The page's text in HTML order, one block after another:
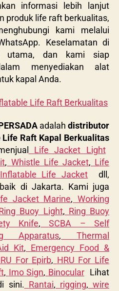
informasi lebih lanjut
produk life raft berkualitas,
kami melalui
Keselamatan di
utama, dan kami siap
menyediakan alat
kapal Anda.
Life Raft Berkualitas
adalah distributor
Raft Kapal Berkualitas
Life Jacket Light
, Whistle Life Jacket, Life
Inflatable Life Jacket dll,
di Jakarta. Kami juga
Jacket Marine, Working
Buoy Light, Ring Buoy
Knife,
SCBA – Self
Apparatus,
Thermal
Kit, Emergency Food &
For Epirb, HRU For Life
, Imo Sign, BinocularLihat
sini. Rantai, rigging, wire